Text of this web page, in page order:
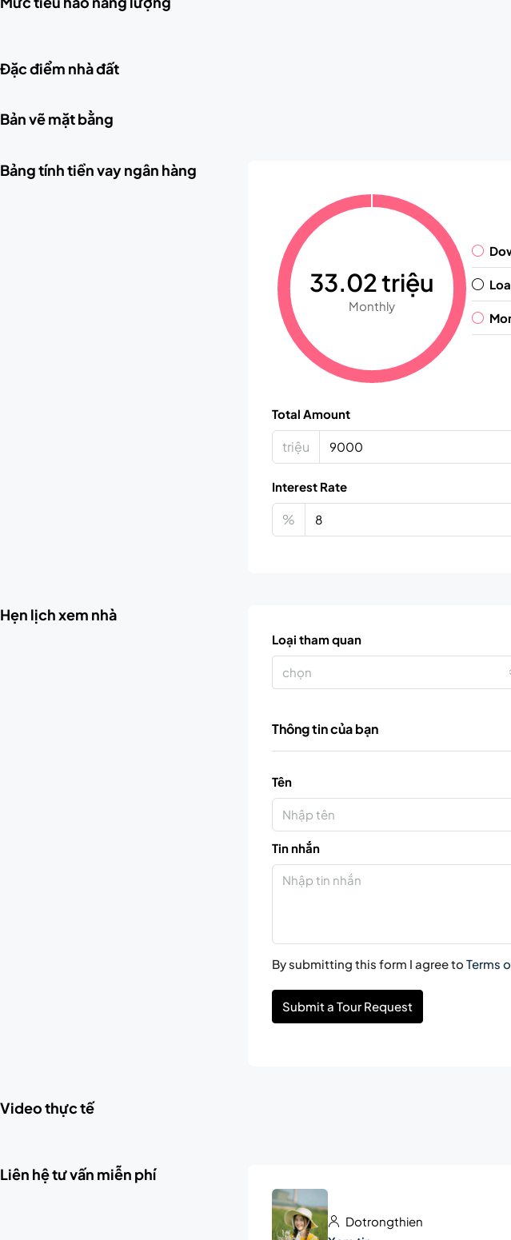
Đặc điểm nhà đất
Bản vẽ mặt bằng
Bảng tính tiền vay ngân hàng
33.02 triệu
Monthly
Total Amount
triệu
Interest Rate
%
Hẹn lịch xem nhà
Loại tham quan
chọn
Thông tin của bạn
Tên
Tin nhắn
By submitting this form I agree toTerms
Submit a Tour Request
Video thực tế
Liên hệ tư vấn miễn phí
Dotrongthien